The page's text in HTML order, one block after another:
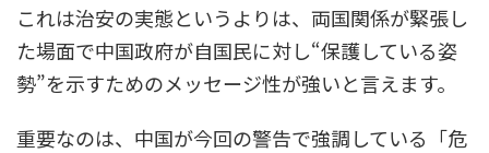
これは治安の実態というよりは、両国関係が緊張し
た場面で中国政府が自国民に対し“保護している姿
勢”を示すためのメッセージ性が強いと言えます。
重要なのは、中国が今回の警告で強調している「危